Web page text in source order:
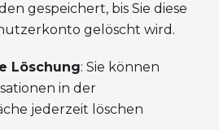
gespeichert, bis Sie diese
gelöscht wird.
Löschung: Sie können
in der
jederzeit löschen